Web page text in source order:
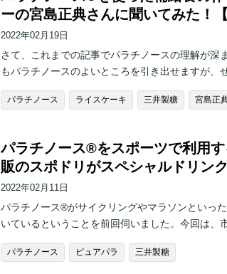
ーの宮島正典さんに聞いてみた！【
2022年02月19日
さて、これまでの記事でパラチノースの理解が深
もパラチノースのよいところを引き出せますが、
パラチノース ライスケーキ 三井製糖 宮島正
パラチノース®️をスポーツで利用
販のスポドリがスペシャルドリンク
2022年02月11日
パラチノース®︎がサイクリングやマラソンといっ
いているということを前回伺いました。今回は、
パラチノース ピュアパラ 三井製糖